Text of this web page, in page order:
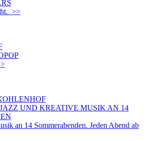
>>
UND KREATIVE MUSIK AN 14
an 14 Sommerabenden. Jeden Abend ab